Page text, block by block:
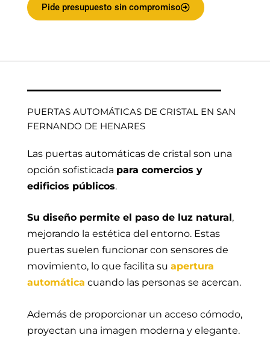
Pide presupuesto sin compromiso
PUERTAS AUTOMÁTICAS DE CRISTAL EN SAN
FERNANDO DE HENARES
Las puertas automáticas de cristal son una
opción sofisticada para comercios y
edificios públicos.
Su diseño permite el paso de luz natural,
mejorando la estética del entorno. Estas
puertas suelen funcionar con sensores de
movimiento, lo que facilita su apertura
automática cuando las personas se acercan.
Además de proporcionar un acceso cómodo,
proyectan una imagen moderna y elegante.